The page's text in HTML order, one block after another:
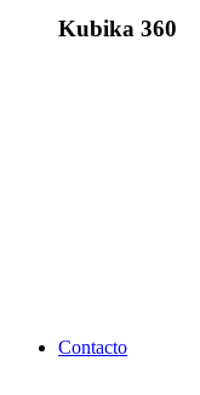
Kubika 360
Contacto